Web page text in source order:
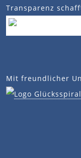
Transparenz
Mit freundlicher